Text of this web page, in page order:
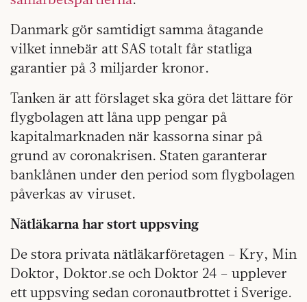
Danmark gör samtidigt samma åtagande
vilket innebär att SAS totalt får statliga
garantier på 3 miljarder kronor.
Tanken är att förslaget ska göra det lättare för
flygbolagen att låna upp pengar på
kapitalmarknaden när kassorna sinar på
grund av coronakrisen. Staten garanterar
banklånen under den period som flygbolagen
påverkas av viruset.
Nätläkarna har stort uppsving
De stora privata nätläkarföretagen – Kry, Min
Doktor, Doktor.se och Doktor 24 – upplever
ett uppsving sedan coronautbrottet i Sverige.